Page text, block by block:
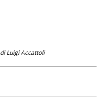
di Luigi Accattoli